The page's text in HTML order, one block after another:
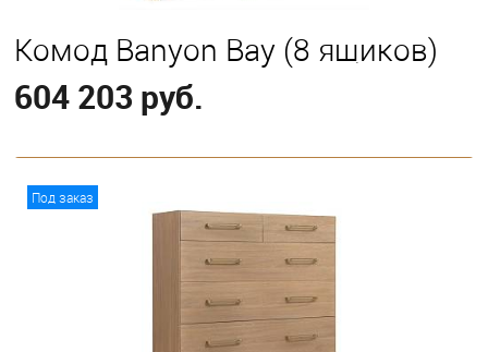
Комод Banyon Bay (8 ящиков)
604 203 руб.
Под заказ